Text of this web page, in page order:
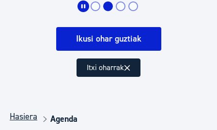
Ikusi ohar guztiak
Itxi oharrak
Hasiera Agenda